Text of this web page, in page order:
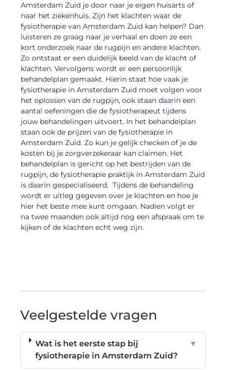
Amsterdam Zuid je door naar je eigen huisarts of
naar het ziekenhuis. Zijn het klachten waar de
fysiotherapie van Amsterdam Zuid kan helpen? Dan
luisteren ze graag naar je verhaal en doen ze een
kort onderzoek naar de rugpijn en andere klachten.
Zo ontstaat er een duidelijk beeld van de klacht of
klachten. Vervolgens wordt er een persoonlijk
behandelplan gemaakt. Hierin staat hoe vaak je
fysiotherapie in Amsterdam Zuid moet volgen voor
het oplossen van de rugpijn, ook staan daarin een
aantal oefeningen die de fysiotherapeut tijdens
jouw behandelingen uitvoert. In het behandelplan
staan ook de prijzen van de fysiotherapie in
Amsterdam Zuid. Zo kun je gelijk checken of je de
kosten bij je zorgverzekeraar kan claimen. Het
behandelplan is gericht op het bestrijden van de
rugpijn, de fysiotherapie praktijk in Amsterdam Zuid
is daarin gespecialiseerd. Tijdens de behandeling
wordt er uitleg gegeven over je klachten en hoe je
hier het beste mee kunt omgaan. Nadien volgt er
na twee maanden ook altijd nog een afspraak om te
kijken of de klachten echt weg zijn.
Veelgestelde vragen
Wat is het eerste stap bij
fysiotherapie in Amsterdam Zuid?
▼